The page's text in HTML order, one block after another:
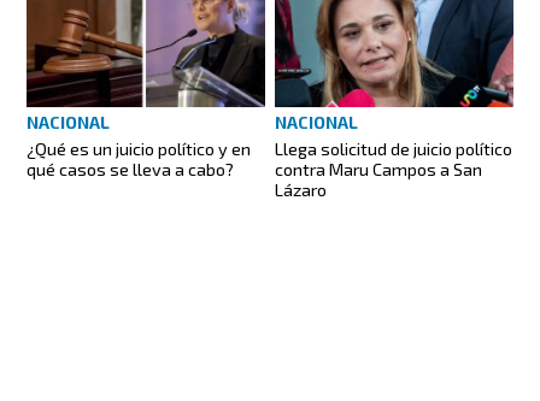
NACIONAL
¿Qué es un juicio político y en
qué casos se lleva a cabo?
NACIONAL
Llega solicitud de juicio político
contra Maru Campos a San
Lázaro